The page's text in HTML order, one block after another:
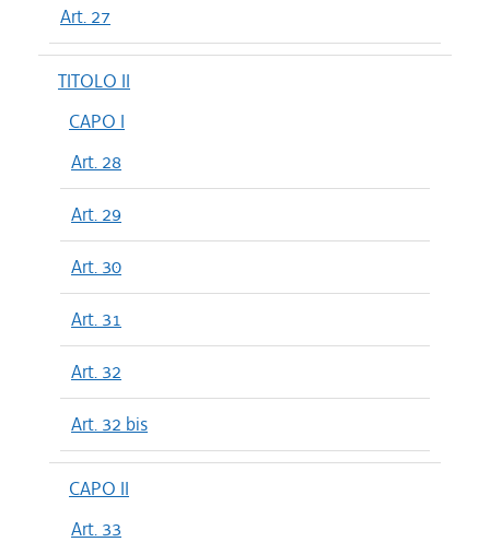
Art. 27
TITOLO II
CAPO I
Art. 28
Art. 29
Art. 30
Art. 31
Art. 32
Art. 32 bis
CAPO II
Art. 33